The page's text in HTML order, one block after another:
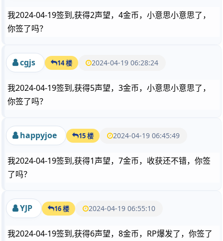
我2024-04-19签到,获得2声望，4金币，小意思小意思了，
你签了吗？
cgjs 14 楼 2024-04-19 06:28:24
我2024-04-19签到,获得5声望，3金币，小意思小意思了，
你签了吗？
happyjoe 15 楼 2024-04-19 06:45:49
我2024-04-19签到,获得1声望，7金币，收获还不错，你签
了吗？
YJP 16 楼 2024-04-19 06:55:10
我2024-04-19签到,获得6声望，8金币，RP爆发了，你签了